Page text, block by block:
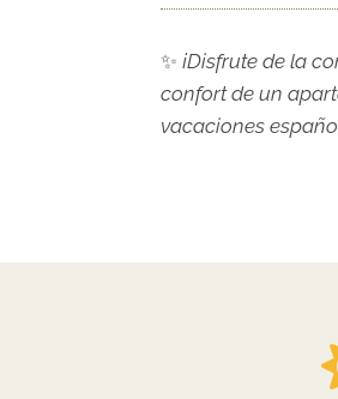
✨¡Disfrute de la
confort de un
vacaciones